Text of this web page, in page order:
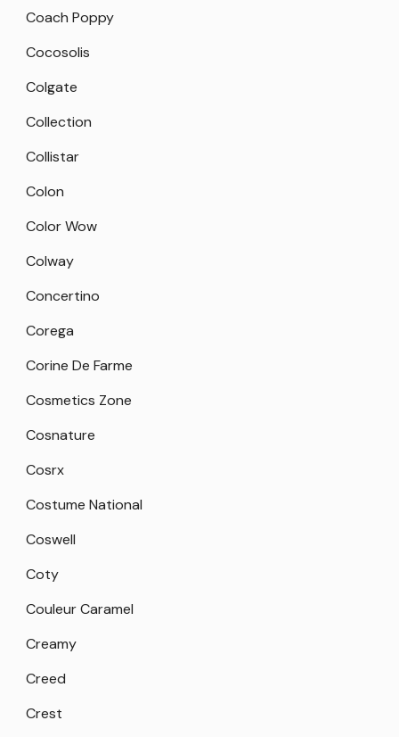
Coach Poppy
Cocosolis
Colgate
Collection
Collistar
Colon
Color Wow
Colway
Concertino
Corega
Corine De Farme
Cosmetics Zone
Cosnature
Cosrx
Costume National
Coswell
Coty
Couleur Caramel
Creamy
Creed
Crest